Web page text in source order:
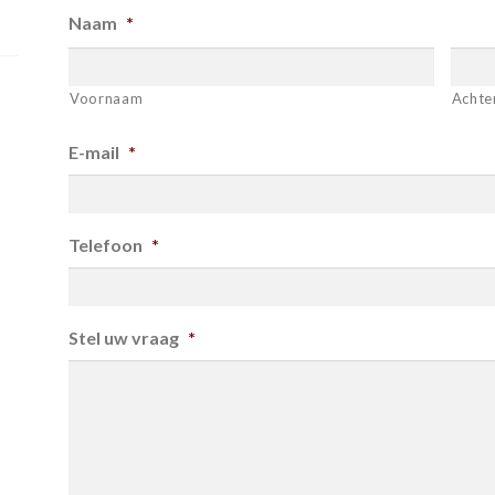
Naam *
Voornaam
E-mail *
Telefoon *
Stel uw vraag *